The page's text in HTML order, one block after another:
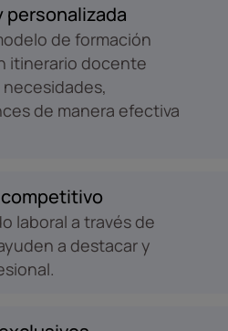
personalizada
de formación
itinerario docente
de manera efectiva
laboral a través de
a destacar y